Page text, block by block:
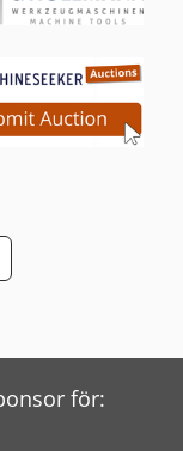
för: